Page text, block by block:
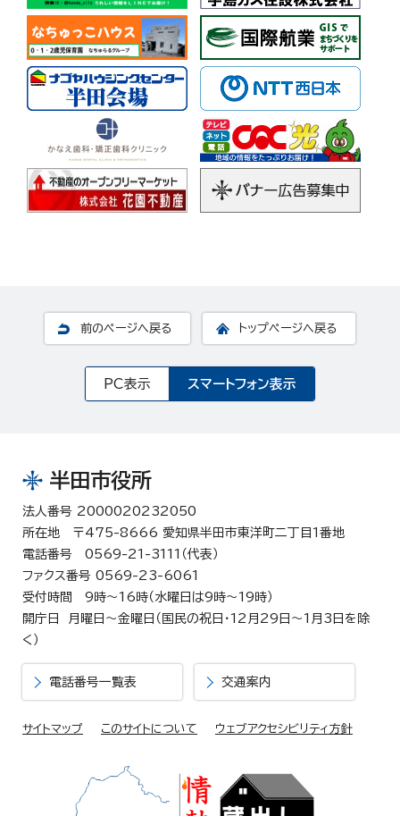
前のページへ戻る トップページへ戻る
PC表示 スマートフォン表示
半田市役所
法人番号 2000020232050
所在地 〒475-8666 愛知県半田市東洋町二丁目1番地
電話番号 0569-21-3111（代表）
ファクス番号 0569-23-6061
受付時間 9時～16時（水曜日は9時～19時）
開庁日 月曜日～金曜日（国民の祝日・12月29日～1月3日を除
く）
電話番号一覧表 交通案内
サイトマップ このサイトについて ウェブアクセシビリティ方針